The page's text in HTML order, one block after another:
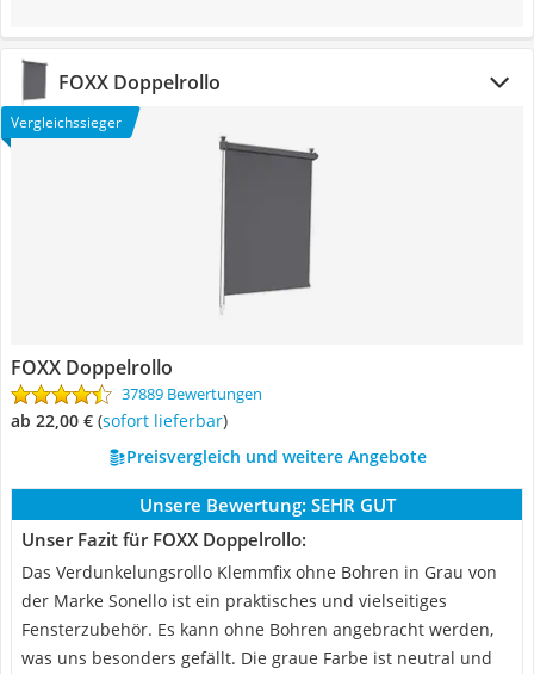
FOXX Doppelrollo
Vergleichssieger
FOXX Doppelrollo
37889 Bewertungen
ab 22,00 € ( Sofort lieferbar)
Preisvergleich und weitere Angebote
Unsere Bewertung: SEHR GUT
Unser Fazit für FOXX Doppelrollo:
Das Verdunkelungsrollo Klemmfix ohne Bohren in Grau von
der Marke Sonello ist ein praktisches und vielseitiges
Fensterzubehör. Es kann ohne Bohren angebracht werden,
was uns besonders gefällt. Die graue Farbe ist neutral und